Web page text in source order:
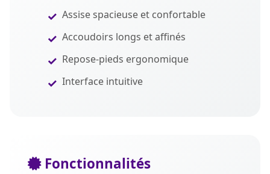
Assise spacieuse et confortable
Accoudoirs longs et affinés
Repose-pieds ergonomique
Interface intuitive
Fonctionnalités